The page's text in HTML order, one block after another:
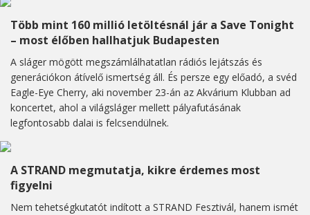
Több mint 160 millió letöltésnál jár a Save Tonight
– most élőben hallhatjuk Budapesten
A sláger mögött megszámlálhatatlan rádiós lejátszás és
generációkon átívelő ismertség áll. És persze egy előadó, a svéd
Eagle-Eye Cherry, aki november 23-án az Akvárium Klubban ad
koncertet, ahol a világsláger mellett pályafutásának
legfontosabb dalai is felcsendülnek.
A STRAND megmutatja, kikre érdemes most
figyelni
Nem tehetségkutatót indított a STRAND Fesztivál, hanem ismét